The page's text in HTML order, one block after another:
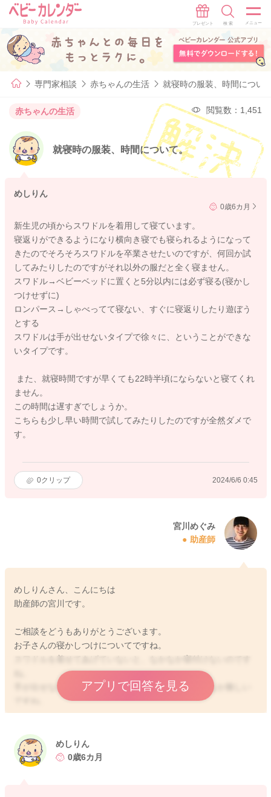
専門家相談 赤ちゃんの生活 就寝時の服装、時間につい
赤ちゃんの生活 閲覧数：1,451
就寝時の服装、時間について。
めしりん
0歳6カ月
新生児の頃からスワドルを着用して寝ています。
寝返りができるようになり横向き寝でも寝られるようになって
きたのでそろそろスワドルを卒業させたいのですが、何回か試
してみたりしたのですがそれ以外の服だと全く寝ません。
スワドル→ベビーベッドに置くと5分以内には必ず寝る(寝かし
つけせずに)
ロンパース→しゃべってて寝ない、すぐに寝返りしたり遊ぼう
とする
スワドルは手が出せないタイプで徐々に、ということができな
いタイプです。
また、就寝時間ですが早くても22時半頃にならないと寝てくれ
ません。
この時間は遅すぎでしょうか。
こちらも少し早い時間で試してみたりしたのですが全然ダメで
す。
0クリップ 2024/6/6 0:45
宮川めぐみ
助産師
めしりんさん、こんにちは
助産師の宮川です。
ご相談をどうもありがとうございます。
お子さんの寝かしつけについてですね。
手が出せないタイプをお使いだということで、なかなか難しい
穴を開けてあげることは難しいでしょうか？
した。
アプリで回答を見る
めしりん
0歳6カ月